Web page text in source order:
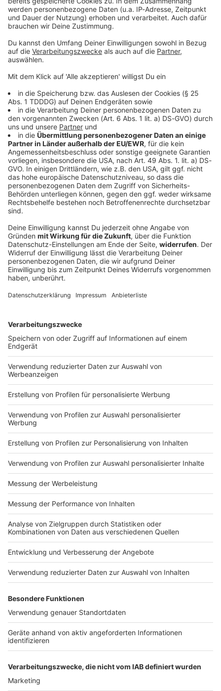
tollen Geheimtipp, der hier unbedingt auftauchen muss?
Dann schreibt uns an facebook@antenne.de
Zurück nach oben >>
DAS KÖNNTE DICH AUCH INTERESSIEREN
Osterferien in Bayern 2026
Mit Kindern kann man in Bayern so einiges
unternehmen - Freizeitparks, Tierparks oder was ganz
anderes? Vor allem an Ostern treibt es viele Familien
Ausflugsziele in Bayern zusammengefasst.
DEINE GEMERKTEN ARTIKEL
Du hast dir noch keine Artikel gemerkt
Impressum
Nutzungsbedingungen
Jobs
Presse
Werben
Archiv
Stiftung ANTENNE BAYERN
hilft
Teilnahmebedingungen
Kontakt
Studio-Hotline
Verkehrs-Hotline
Newsletter